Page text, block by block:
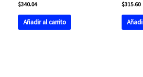
$340.04
Añadir al carrito
$315.60